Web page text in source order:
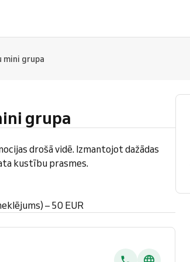
mini grupa
grupa
drošā vidē. Izmantojot dažādas
kustību prasmes.
– 50 EUR